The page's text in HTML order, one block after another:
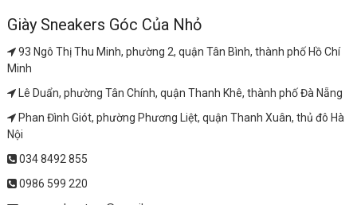
Giày Sneakers Góc Của Nhỏ
93 Ngô Thị Thu Minh, phường 2, quận Tân Bình, thành phố Hồ Chí
Minh
Lê Duẩn, phường Tân Chính, quận Thanh Khê, thành phố Đà Nẵng
Phan Đình Giót, phường Phương Liệt, quận Thanh Xuân, thủ đô Hà
Nội
034 8492 855
0986 599 220